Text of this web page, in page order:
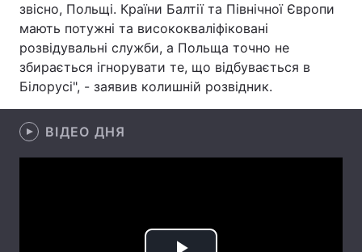
Здоров'я Туризм
Цікавинки Погода
Екологія Регіони
Лонгріди
звісно, Польщі. Країни Балтії та Північної Європи
мають потужні та висококваліфіковані
розвідувальні служби, а Польща точно не
збирається ігнорувати те, що відбувається в
Білорусі", - заявив колишній розвідник.
ВІДЕО ДНЯ